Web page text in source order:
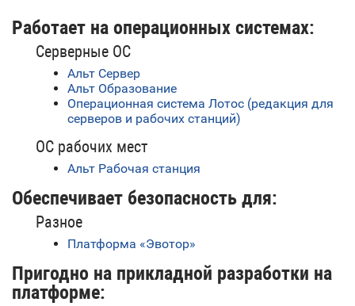
Работает на операционных системах:
Серверные ОС
Альт Сервер
Альт Образование
Операционная система Лотос (редакция для
серверов и рабочих станций)
ОС рабочих мест
Альт Рабочая станция
Обеспечивает безопасность для:
Разное
Платформа «Эвотор»
Пригодно на прикладной разработки на
платформе: